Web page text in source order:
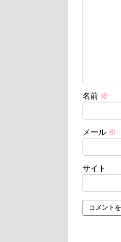
名前 ※
メール ※
サイト